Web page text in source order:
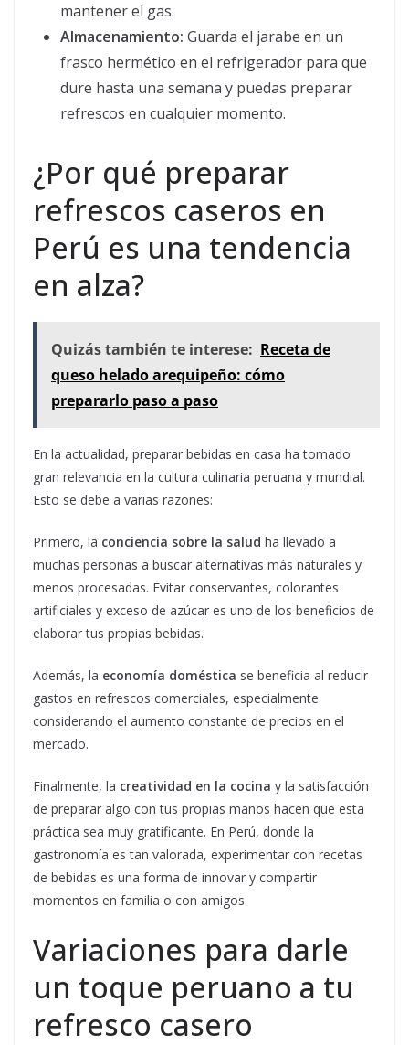
mantener el gas.
Almacenamiento: Guarda el jarabe en un
frasco hermético en el refrigerador para que
dure hasta una semana y puedas preparar
refrescos en cualquier momento.
¿Por qué preparar
refrescos caseros en
Perú es una tendencia
en alza?
Quizás también te interese: Receta de
queso helado arequipeño: cómo
prepararlo paso a paso
En la actualidad, preparar bebidas en casa ha tomado
gran relevancia en la cultura culinaria peruana y mundial.
Esto se debe a varias razones:
Primero, la conciencia sobre la salud ha llevado a
muchas personas a buscar alternativas más naturales y
menos procesadas. Evitar conservantes, colorantes
artificiales y exceso de azúcar es uno de los beneficios de
elaborar tus propias bebidas.
Además, la economía doméstica se beneficia al reducir
gastos en refrescos comerciales, especialmente
considerando el aumento constante de precios en el
mercado.
Finalmente, la creatividad en la cocina y la satisfacción
de preparar algo con tus propias manos hacen que esta
práctica sea muy gratificante. En Perú, donde la
gastronomía es tan valorada, experimentar con recetas
de bebidas es una forma de innovar y compartir
momentos en familia o con amigos.
Variaciones para darle
un toque peruano a tu
refresco casero